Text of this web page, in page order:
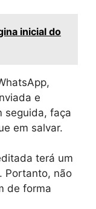
inicial do
e
seguida, faça
em salvar.
terá um
Portanto, não
de forma